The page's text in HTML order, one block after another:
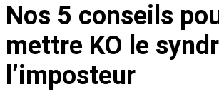
Nos 5 conseils
mettre KO le
l’imposteur